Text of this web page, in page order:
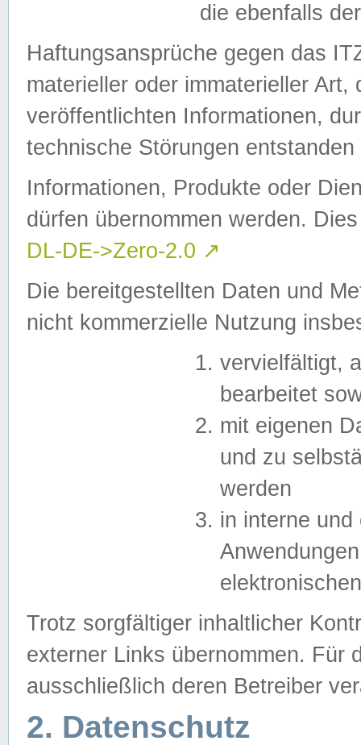
die ebenfalls
Haftungsansprüche gegen das
materieller oder immaterieller
veröffentlichten Informationen,
technische Störungen
Informationen, Produkte oder
dürfen übernommen werden.
DL-DE->Zero-2.0 ↗
Die bereitgestellten Daten und
nicht kommerzielle Nutzung
vervielfältigt,
bearbeitet
mit eigenen
und zu
werden
in interne
Trotz sorgfältiger inhaltlicher
externer Links übernommen. Für
ausschließlich deren Betreiber
2. Datenschutz